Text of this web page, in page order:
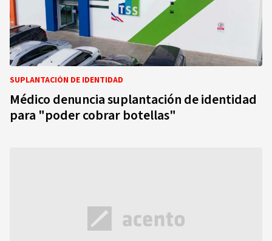
SUPLANTACIÓN DE IDENTIDAD
Médico denuncia suplantación de identidad
para "poder cobrar botellas"